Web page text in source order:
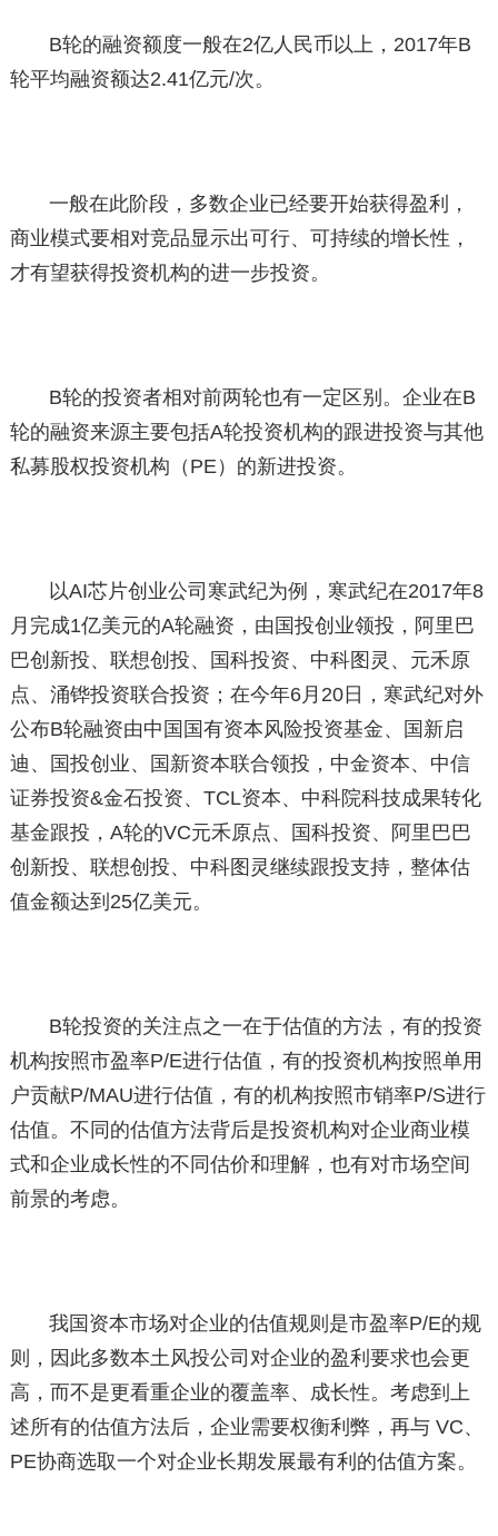
B轮的融资额度一般在2亿人民币以上，2017年B
轮平均融资额达2.41亿元/次。
一般在此阶段，多数企业已经要开始获得盈利，
商业模式要相对竞品显示出可行、可持续的增长性，
才有望获得投资机构的进一步投资。
B轮的投资者相对前两轮也有一定区别。企业在B
轮的融资来源主要包括A轮投资机构的跟进投资与其他
私募股权投资机构（PE）的新进投资。
以AI芯片创业公司寒武纪为例，寒武纪在2017年8
月完成1亿美元的A轮融资，由国投创业领投，阿里巴
巴创新投、联想创投、国科投资、中科图灵、元禾原
点、涌铧投资联合投资；在今年6月20日，寒武纪对外
公布B轮融资由中国国有资本风险投资基金、国新启
迪、国投创业、国新资本联合领投，中金资本、中信
证券投资&金石投资、TCL资本、中科院科技成果转化
基金跟投，A轮的VC元禾原点、国科投资、阿里巴巴
创新投、联想创投、中科图灵继续跟投支持，整体估
值金额达到25亿美元。
B轮投资的关注点之一在于估值的方法，有的投资
机构按照市盈率P/E进行估值，有的投资机构按照单用
户贡献P/MAU进行估值，有的机构按照市销率P/S进行
估值。不同的估值方法背后是投资机构对企业商业模
式和企业成长性的不同估价和理解，也有对市场空间
前景的考虑。
我国资本市场对企业的估值规则是市盈率P/E的规
则，因此多数本土风投公司对企业的盈利要求也会更
高，而不是更看重企业的覆盖率、成长性。考虑到上
述所有的估值方法后，企业需要权衡利弊，再与 VC、
PE协商选取一个对企业长期发展最有利的估值方案。